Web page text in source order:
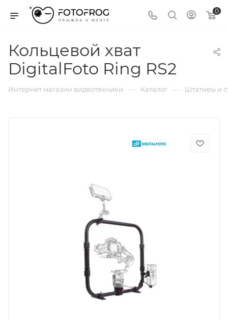
0
Кольцевой хват
DigitalFoto Ring RS2
Интернет магазин видеотехники — Каталог — Штативы и